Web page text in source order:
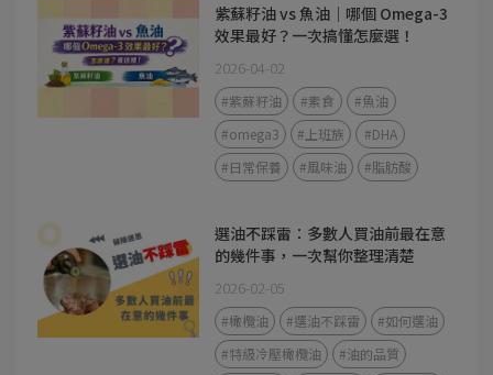
紫蘇籽油 vs 魚油｜哪個 Omega-3
效果最好？一次搞懂怎麼選！
2026-04-02
#紫蘇籽油 #素食
#魚油
#omega3
#上班族
#DHA
#日常保養
#風味油 #脂肪酸
選油不踩雷：多數人買油前最在意
的幾件事，一次幫你整理清楚
2026-02-05
#橄欖油 #選油不踩雷
#如何選油
#特級冷壓橄欖油
#油的品質